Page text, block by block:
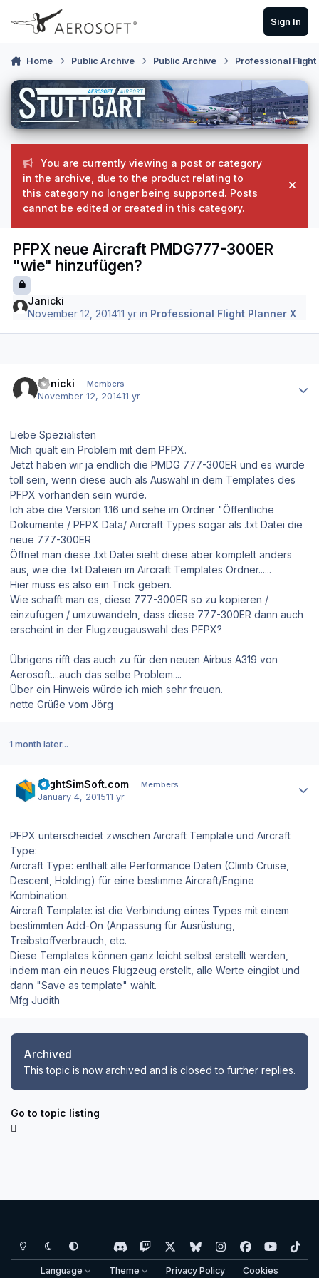
Skip to content
Sign In
Home Public Archive Public Archive Professional Flight
You are currently viewing a post or category
in the archive, due to the product relating to
this category no longer being supported. Posts
cannot be edited or created in this category.
Hide
PFPX neue Aircraft PMDG777-300ER
"wie" hinzufügen?
Janicki
November 12, 201411 yr in Professional Flight Planner X
Janicki Members
November 12, 201411 yr
Liebe Spezialisten
Mich quält ein Problem mit dem PFPX.
Jetzt haben wir ja endlich die PMDG 777-300ER und es würde
toll sein, wenn diese auch als Auswahl in dem Templates des
PFPX vorhanden sein würde.
Ich abe die Version 1.16 und sehe im Ordner "Öffentliche
Dokumente / PFPX Data/ Aircraft Types sogar als .txt Datei die
neue 777-300ER
Öffnet man diese .txt Datei sieht diese aber komplett anders
aus, wie die .txt Dateien im Aircraft Templates Ordner......
Hier muss es also ein Trick geben.
Wie schafft man es, diese 777-300ER so zu kopieren /
einzufügen / umzuwandeln, dass diese 777-300ER dann auch
erscheint in der Flugzeugauswahl des PFPX?
Übrigens rifft das auch zu für den neuen Airbus A319 von
Aerosoft....auch das selbe Problem....
Über ein Hinweis würde ich mich sehr freuen.
nette Grüße vom Jörg
1 month later...
FlightSimSoft.com Members
January 4, 201511 yr
PFPX unterscheidet zwischen Aircraft Template und Aircraft
Type:
Aircraft Type: enthält alle Performance Daten (Climb Cruise,
Descent, Holding) für eine bestimme Aircraft/Engine
Kombination.
Aircraft Template: ist die Verbindung eines Types mit einem
bestimmten Add-On (Anpassung für Ausrüstung,
Treibstoffverbrauch, etc.
Diese Templates können ganz leicht selbst erstellt werden,
indem man ein neues Flugzeug erstellt, alle Werte eingibt und
dann "Save as template" wählt.
Mfg Judith
Archived
This topic is now archived and is closed to further replies.
Go to topic listing
Light ModeDark ModeSystem Preference
d
i
w
b
l
n
a
y
o
i
Language Theme Privacy Policy Cookies